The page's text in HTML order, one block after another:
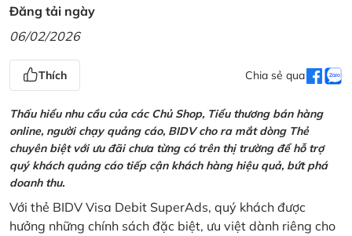
Đăng tải ngày
06/02/2026
Thích Chia sẻ qua
Thấu hiểu nhu cầu của các Chủ Shop, Tiểu thương bán hàng
online, người chạy quảng cáo, BIDV cho ra mắt dòng Thẻ
chuyên biệt với ưu đãi chưa từng có trên thị trường để hỗ trợ
quý khách quảng cáo tiếp cận khách hàng hiệu quả, bứt phá
doanh thu.
Với thẻ BIDV Visa Debit SuperAds, quý khách được
hưởng những chính sách đặc biệt, ưu việt dành riêng cho